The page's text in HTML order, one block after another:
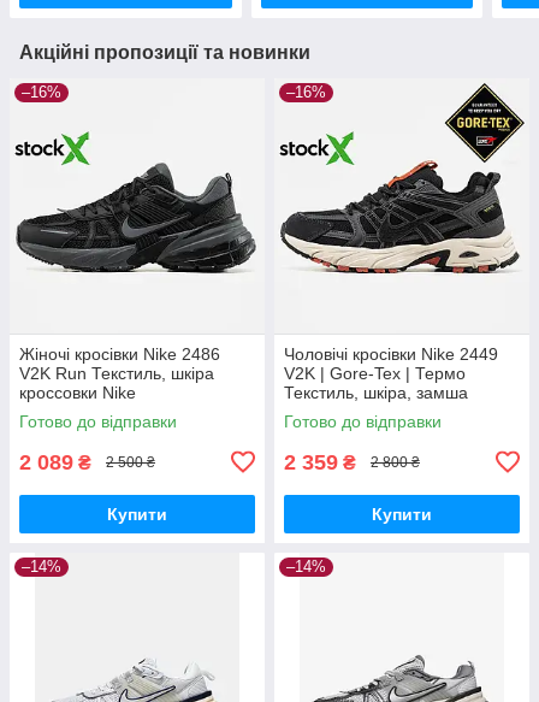
Акційні пропозиції та новинки
–16%
Жіночі кросівки Nike 2486
V2K Run Текстиль, шкіра
кроссовки Nike
Готово до відправки
2 089 ₴ 2 500 ₴
Купити
–16%
Чоловічі кросівки Nike 2449
V2K | Gore-Tex | Термо
Текстиль, шкіра, замша
кроссовки Nike
Готово до відправки
2 359 ₴ 2 800 ₴
Купити
–14% –14%